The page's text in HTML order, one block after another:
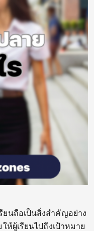
ยนถือเป็นสิ่งสำคัญอย่าง
ห้ผู้เรียนไปถึงเป้าหมาย